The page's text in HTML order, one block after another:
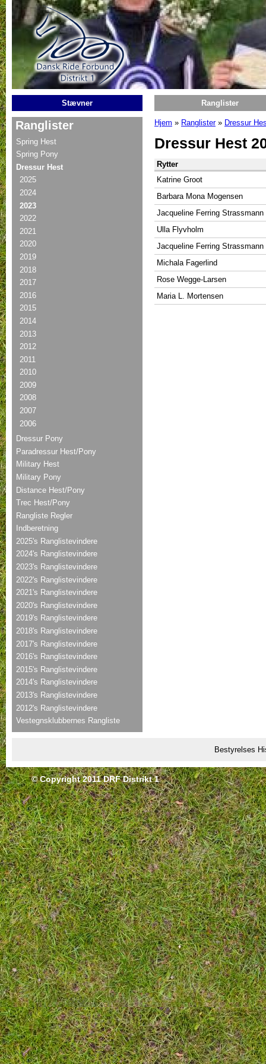
Gå til hovedindhold
Stævner Ranglister
Du er her
Hjem » Ranglister» Dressur
Dressur Hest
Rytter
Katrine Groot
Barbara Mona Mogensen
Jacqueline Ferring Strassmann
Ulla Flyvholm
Jacqueline Ferring Strassmann
Michala Fagerlind
Rose Wegge-Larsen
Maria L. Mortensen
Ranglister
Spring Hest
Spring Pony
Dressur Hest
2025
2024
2023
2022
2021
2020
2019
2018
2017
2016
2015
2014
2013
2012
2011
2010
2009
2008
2007
2006
Dressur Pony
Paradressur Hest/Pony
Military Hest
Military Pony
Distance Hest/Pony
Trec Hest/Pony
Rangliste Regler
Indberetning
2025's Ranglistevindere
2024's Ranglistevindere
2023's Ranglistevindere
2022's Ranglistevindere
2021's Ranglistevindere
2020's Ranglistevindere
2019's Ranglistevindere
2018's Ranglistevindere
2017's Ranglistevindere
2016's Ranglistevindere
2015's Ranglistevindere
2014's Ranglistevindere
2013's Ranglistevindere
2012's Ranglistevindere
Vestegnsklubbernes Rangliste
Bestyrelses
© Copyright 2011 DRF Distrikt 1